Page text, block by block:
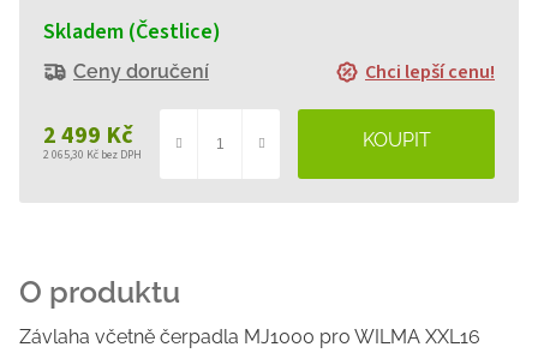
2 499 Kč
2 065,30 Kč bez DPH
cena:
Skladem (Čestlice)
Ceny doručení Chci lepší cenu!
Závlaha včetně čerpadla MJ1000 pro WILMA XXL16